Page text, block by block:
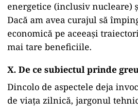
energetice (inclusiv nucleare)
Dacă am avea curajul să
economică pe aceeași
mai tare beneficiile.
X. De ce subiectul prinde
Dincolo de aspectele deja
de viața zilnică, jargonul